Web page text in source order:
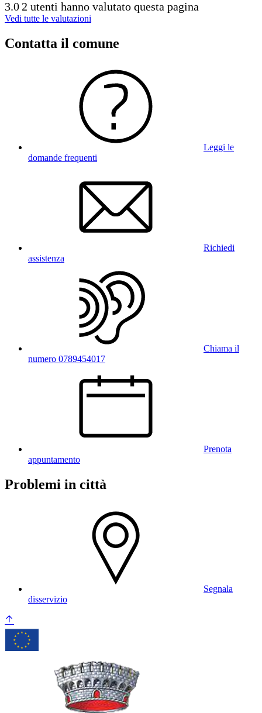
3.0 2 utenti hanno valutato questa pagina
Vedi tutte le valutazioni
Contatta il comune
Leggi le
domande frequenti
Richiedi
assistenza
Chiama il
numero 0789454017
Prenota
appuntamento
Problemi in città
Segnala
disservizio